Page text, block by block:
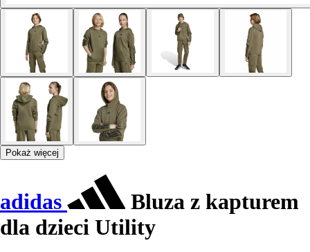
Pokaż więcej
adidas
Bluza z kapturem
dla dzieci Utility